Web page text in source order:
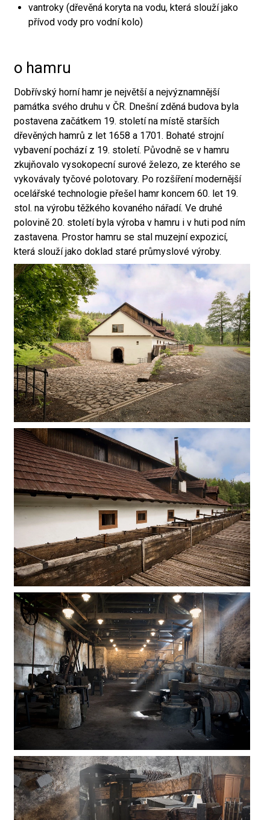
vantroky (dřevěná koryta na vodu, která slouží jako
přívod vody pro vodní kolo)
o hamru
Dobřívský horní hamr je největší a nejvýznamnější
památka svého druhu v ČR. Dnešní zděná budova byla
postavena začátkem 19. století na místě starších
dřevěných hamrů z let 1658 a 1701. Bohaté strojní
vybavení pochází z 19. století. Původně se v hamru
zkujňovalo vysokopecní surové železo, ze kterého se
vykovávaly tyčové polotovary. Po rozšíření modernější
ocelářské technologie přešel hamr koncem 60. let 19.
stol. na výrobu těžkého kovaného nářadí. Ve druhé
polovině 20. století byla výroba v hamru i v huti pod ním
zastavena. Prostor hamru se stal muzejní expozicí,
která slouží jako doklad staré průmyslové výroby.